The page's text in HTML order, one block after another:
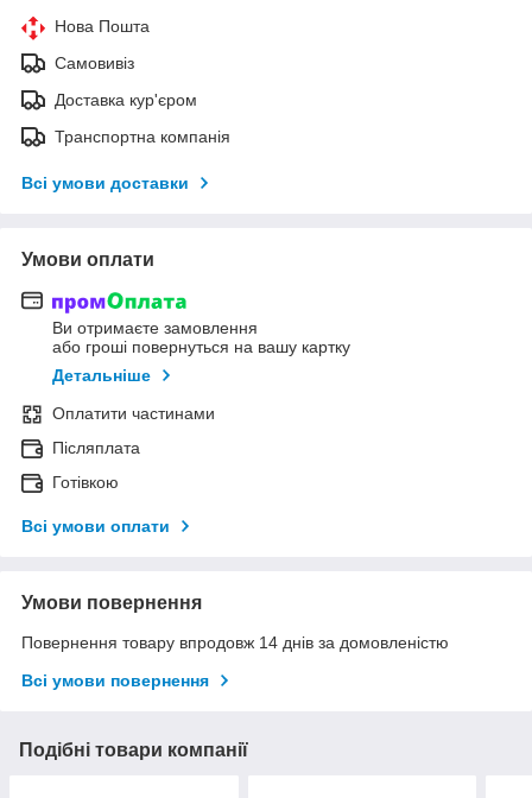
Нова Пошта
Самовивіз
Доставка кур'єром
Транспортна компанія
Всі умови доставки
Умови оплати
Ви отримаєте замовлення
або гроші повернуться на вашу картку
Детальніше
Оплатити частинами
Післяплата
Готівкою
Всі умови оплати
Умови повернення
Повернення товару впродовж 14 днів за домовленістю
Всі умови повернення
Подібні товари компанії